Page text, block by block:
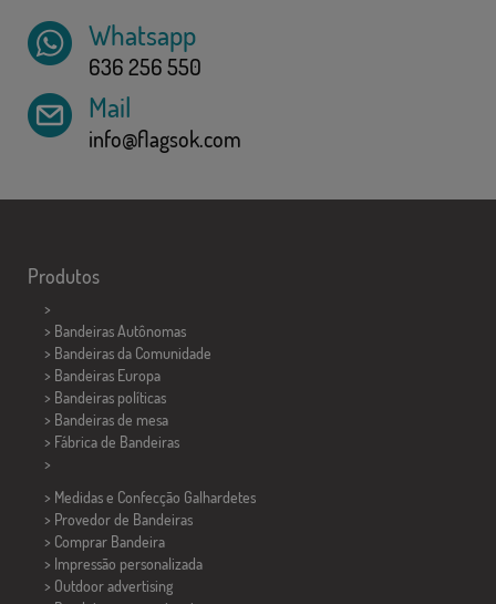
Whatsapp
636 256 550
Mail
info@flagsok.com
Produtos
>
> Bandeiras Autônomas
> Bandeiras da Comunidade
> Bandeiras Europa
> Bandeiras políticas
> Bandeiras de mesa
> Fábrica de Bandeiras
>
> Medidas e Confecção Galhardetes
> Provedor de Bandeiras
> Comprar Bandeira
> Impressão personalizada
> Outdoor advertising